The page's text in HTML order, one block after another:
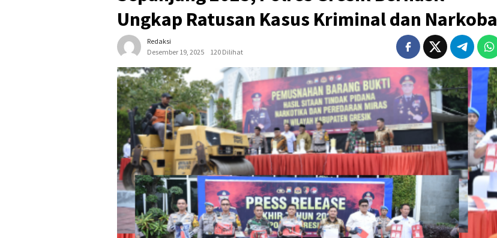
Ungkap Ratusan Kasus Kriminal dan Narkoba
Redaksi
Desember 19, 2025
120 Dilihat